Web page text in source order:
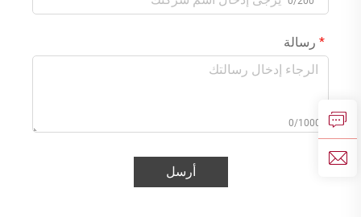
رسالة
0/1000
أرسل